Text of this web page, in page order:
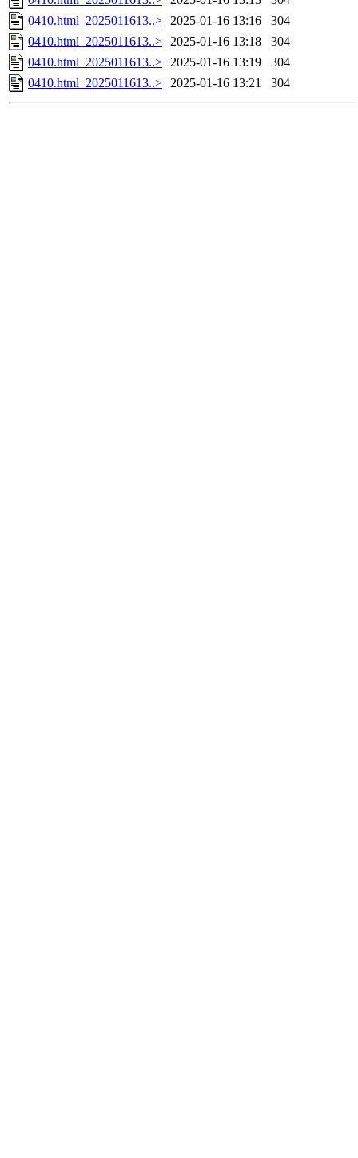
0410.html_2025011613..> 2025-01-16 13:16
304
0410.html_2025011613..> 2025-01-16 13:18
304
0410.html_2025011613..> 2025-01-16 13:19
304
0410.html_2025011613..> 2025-01-16 13:21 304